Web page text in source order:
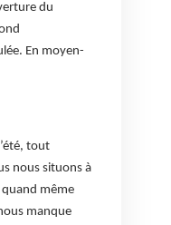
du
En moyen-
tout
nous situons à
même
manque